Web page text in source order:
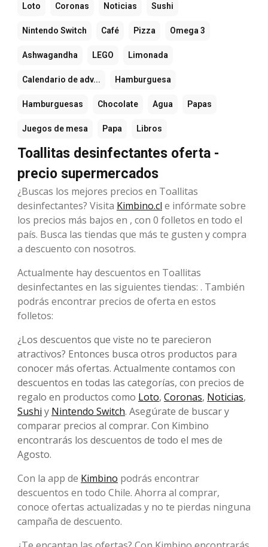
Loto Coronas Noticias Sushi
Nintendo Switch Café Pizza Omega 3
Ashwagandha LEGO Limonada
Calendario de adv... Hamburguesa
Hamburguesas Chocolate Agua Papas
Juegos de mesa Papa Libros
Toallitas desinfectantes oferta -
precio supermercados
¿Buscas los mejores precios en Toallitas
desinfectantes? Visita Kimbino.cl e infórmate sobre
los precios más bajos en , con 0 folletos en todo el
país. Busca las tiendas que más te gusten y compra
a descuento con nosotros.
Actualmente hay descuentos en Toallitas
desinfectantes en las siguientes tiendas: . También
podrás encontrar precios de oferta en estos
folletos:
¿Los descuentos que viste no te parecieron
atractivos? Entonces busca otros productos para
conocer más ofertas. Actualmente contamos con
descuentos en todas las categorías, con precios de
regalo en productos como Loto, Coronas, Noticias,
Sushi y Nintendo Switch. Asegúrate de buscar y
comparar precios al comprar. Con Kimbino
encontrarás los descuentos de todo el mes de
Agosto.
Con la app de Kimbino podrás encontrar
descuentos en todo Chile. Ahorra al comprar,
conoce ofertas actualizadas y no te pierdas ninguna
campaña de descuento.